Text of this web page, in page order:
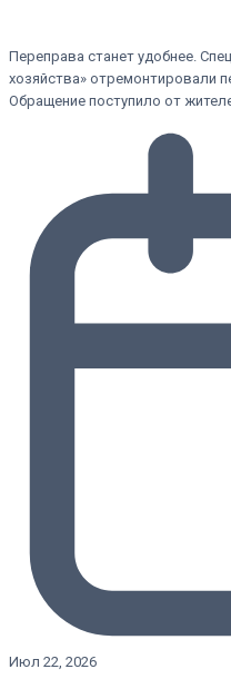
Переправа станет удобнее.
хозяйства» отремонтировали
Обращение поступило от
Июл 22, 2026